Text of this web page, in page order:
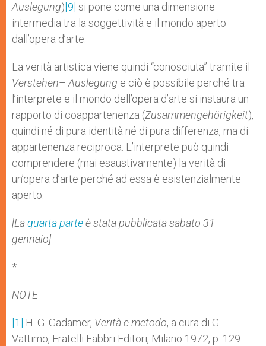
Auslegung) [9] si pone come una dimensione
intermedia tra la soggettività e il mondo aperto
dall’opera d’arte.
La verità artistica viene quindi “conosciuta” tramite il
Verstehen– Auslegung e ciò è possibile perché tra
l’interprete e il mondo dell’opera d’arte si instaura un
rapporto di coappartenenza (Zusammengehörigkeit),
quindi né di pura identità né di pura differenza, ma di
appartenenza reciproca. L’interprete può quindi
comprendere (mai esaustivamente) la verità di
un’opera d’arte perché ad essa è esistenzialmente
aperto.
[Laquarta parteè stata pubblicata sabato 31
gennaio]
*
NOTE
[1] H. G. Gadamer, Verità e metodo, a cura di G.
Vattimo, Fratelli Fabbri Editori, Milano 1972, p. 129.